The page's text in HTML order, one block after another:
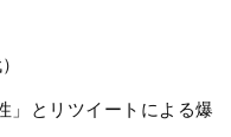
」とリツイートによる爆